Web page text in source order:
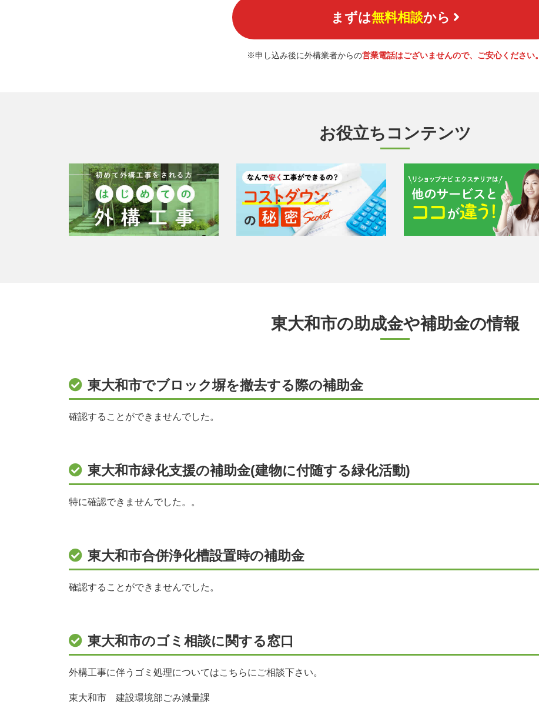
まずは無料相談から
※申し込み後に外構業者からの営業電話はございませんので、ご安心ください。
お役立ちコンテンツ
東大和市の助成金や補助金の情報
東大和市でブロック塀を撤去する際の補助金
確認することができませんでした。
東大和市緑化支援の補助金(建物に付随する緑化活動)
特に確認できませんでした。。
東大和市合併浄化槽設置時の補助金
確認することができませんでした。
東大和市のゴミ相談に関する窓口
外構工事に伴うゴミ処理についてはこちらにご相談下さい。
東大和市 建設環境部ごみ減量課